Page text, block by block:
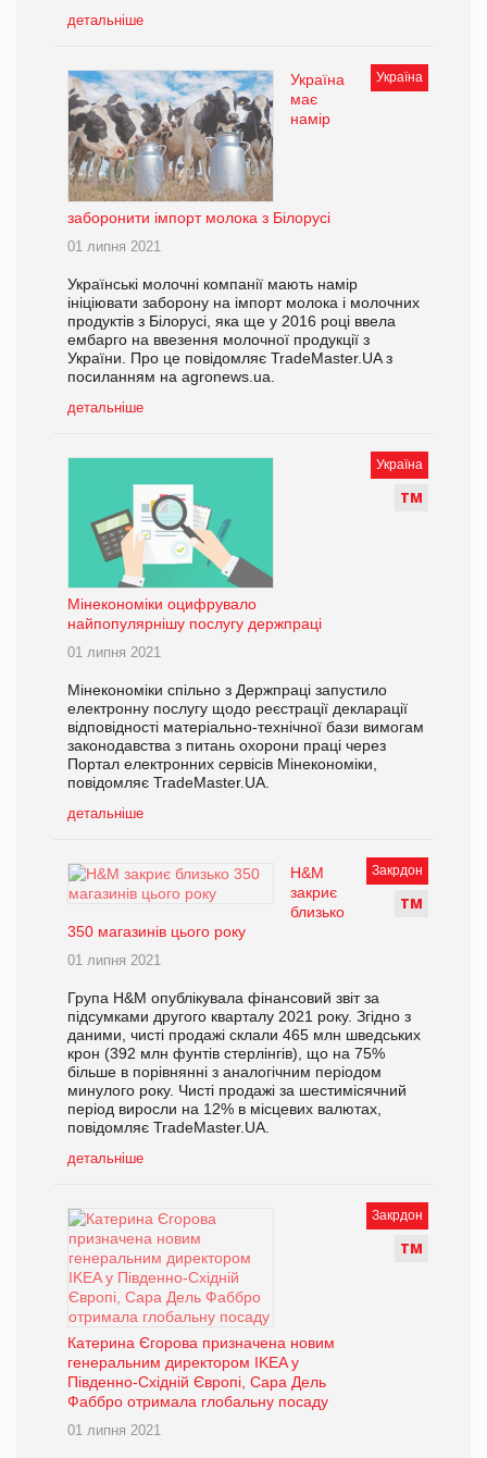
детальніше
Україна
Україна
має
намір
заборонити імпорт молока з Білорусі
01 липня 2021
Українські молочні компанії мають намір
ініціювати заборону на імпорт молока і молочних
продуктів з Білорусі, яка ще у 2016 році ввела
ембарго на ввезення молочної продукції з
України. Про це повідомляє TradeMaster.UA з
посиланням на agronews.ua.
детальніше
Україна
ТМ
Мінекономіки оцифрувало
найпопулярнішу послугу держпраці
01 липня 2021
Мінекономіки спільно з Держпраці запустило
електронну послугу щодо реєстрації декларації
відповідності матеріально-технічної бази вимогам
законодавства з питань охорони праці через
Портал електронних сервісів Мінекономіки,
повідомляє TradeMaster.UA.
детальніше
Закрдон
ТМ
H&M
закриє
близько
350 магазинів цього року
01 липня 2021
Група H&M опублікувала фінансовий звіт за
підсумками другого кварталу 2021 року. Згідно з
даними, чисті продажі склали 465 млн шведських
крон (392 млн фунтів стерлінгів), що на 75%
більше в порівнянні з аналогічним періодом
минулого року. Чисті продажі за шестимісячний
період виросли на 12% в місцевих валютах,
повідомляє TradeMaster.UA.
детальніше
Закрдон
ТМ
Катерина Єгорова призначена новим
генеральним директором IKEA у
Південно-Східній Європі, Сара Дель
Фаббро отримала глобальну посаду
01 липня 2021